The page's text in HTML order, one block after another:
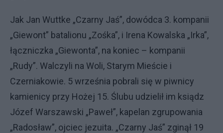
Jak Jan Wuttke „Czarny Jaś”, dowódca 3. kompanii
„Giewont” batalionu „Zośka”, i Irena Kowalska „Irka”,
łączniczka „Giewonta”, na koniec – kompanii
„Rudy”. Walczyli na Woli, Starym Mieście i
Czerniakowie. 5 września pobrali się w piwnicy
kamienicy przy Hożej 15. Ślubu udzielił im ksiądz
Józef Warszawski „Paweł”, kapelan zgrupowania
„Radosław”, ojciec jezuita. „Czarny Jaś” zginął 19